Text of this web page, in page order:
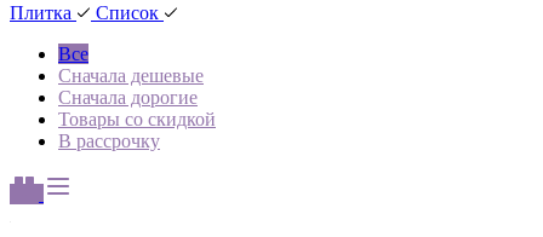
Плитка
Список
Все
Сначала дешевые
Сначала дорогие
Товары со скидкой
В рассрочку